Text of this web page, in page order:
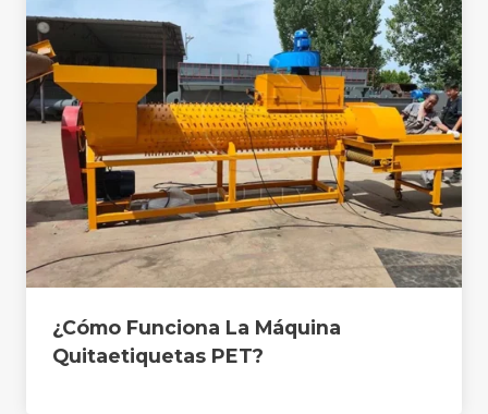
¿Cómo Funciona La Máquina
Quitaetiquetas PET?